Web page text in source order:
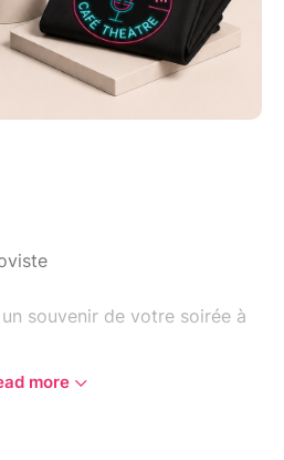
souvenir de votre soirée à
more